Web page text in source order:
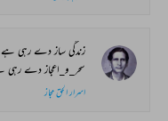
زندگی ساز دے رہی ہے
سحر_و_اعجاز دے رہی
اسرار الحق مجاز